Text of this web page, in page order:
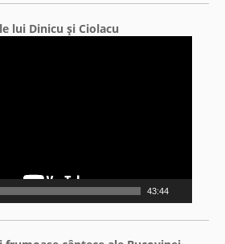
lui Dinicu şi Ciolacu
43:44